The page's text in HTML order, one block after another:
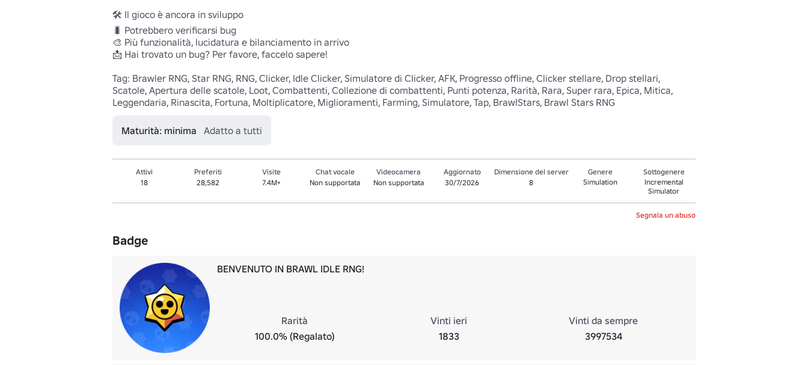
🛠️ Il gioco è ancora in sviluppo
🐛 Potrebbero verificarsi bug
🎨 Più funzionalità, lucidatura e bilanciamento in arrivo
📩 Hai trovato un bug? Per favore, faccelo sapere!
Tag: Brawler RNG, Star RNG, RNG, Clicker, Idle Clicker, Simulatore di Clicker, AFK, Progresso offline, Clicker stellare, Drop stellari,
Scatole, Apertura delle scatole, Loot, Combattenti, Collezione di combattenti, Punti potenza, Rarità, Rara, Super rara, Epica, Mitica,
Leggendaria, Rinascita, Fortuna, Moltiplicatore, Miglioramenti, Farming, Simulatore, Tap, BrawlStars, Brawl Stars RNG
Maturità: minima Adatto a tutti
Attivi
18
Preferiti
28,582
Visite
7.4M+
Chat vocale
Non supportata
Videocamera
Non supportata
Aggiornato
30/7/2026
Dimensione del server
8
Genere
Simulation
Sottogenere
Incremental
Simulator
Segnala un abuso
Badge
BENVENUTO IN BRAWL IDLE RNG!
Rarità
100.0% (Regalato)
Vinti ieri
1833
Vinti da sempre
3997534